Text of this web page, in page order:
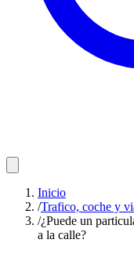
Inicio
/Trafico, coche y
/¿Puede un
a la calle?